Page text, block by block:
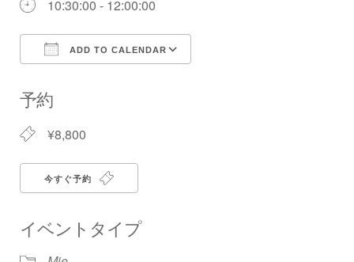
10:30:00 - 12:00:00
ADD TO CALENDAR
予約
¥8,800
今すぐ予約
イベントタイプ